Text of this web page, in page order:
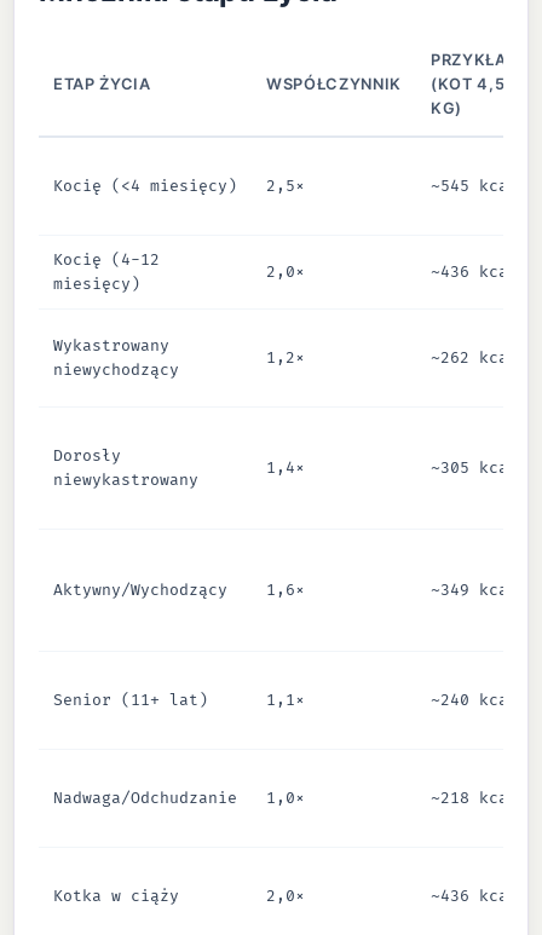
ETAP ŻYCIA WSPÓŁCZYNNIK
PRZYKŁAD
(KOT 4,5
KG)
Kocię (<4 miesięcy) 2,5× ~545 kcal
Kocię (4-12
miesięcy)
2,0× ~436 kcal
Wykastrowany
niewychodzący
1,2× ~262 kcal
Dorosły
niewykastrowany
1,4× ~305 kcal
Aktywny/Wychodzący 1,6× ~349 kcal
Senior (11+ lat) 1,1× ~240 kcal
Nadwaga/Odchudzanie 1,0× ~218 kcal
Kotka w ciąży 2,0× ~436 kcal